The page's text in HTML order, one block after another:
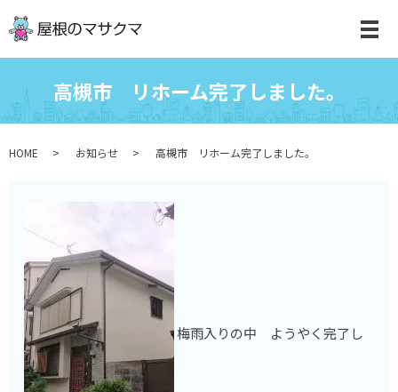
高槻市 リホーム完了しました。
HOME お知らせ 高槻市 リホーム完了しました。
梅雨入りの中 ようやく完了し